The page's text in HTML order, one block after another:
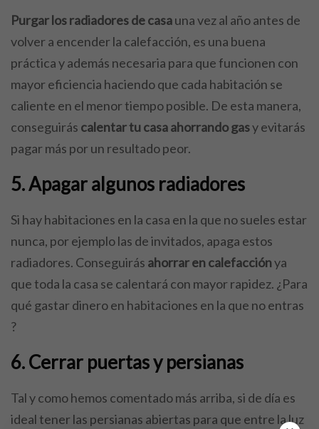
Purgar los radiadores de casauna vez al año antes de
volver a encender la calefacción, es una buena
práctica y además necesaria para que funcionen con
mayor eficiencia haciendo que cada habitación se
caliente en el menor tiempo posible. De esta manera,
conseguirás calentar tu casa ahorrando gasy evitarás
pagar más por un resultado peor.
5. Apagar algunos radiadores
Si hay habitaciones en la casa en la que no sueles estar
nunca, por ejemplo las de invitados, apaga estos
radiadores. Conseguirás ahorrar en calefacciónya
que toda la casa se calentará con mayor rapidez. ¿Para
qué gastar dinero en habitaciones en la que no entras
?
6. Cerrar puertas y persianas
Tal y como hemos comentado más arriba, si de día es
ideal tener las persianas abiertas para que entre la luz